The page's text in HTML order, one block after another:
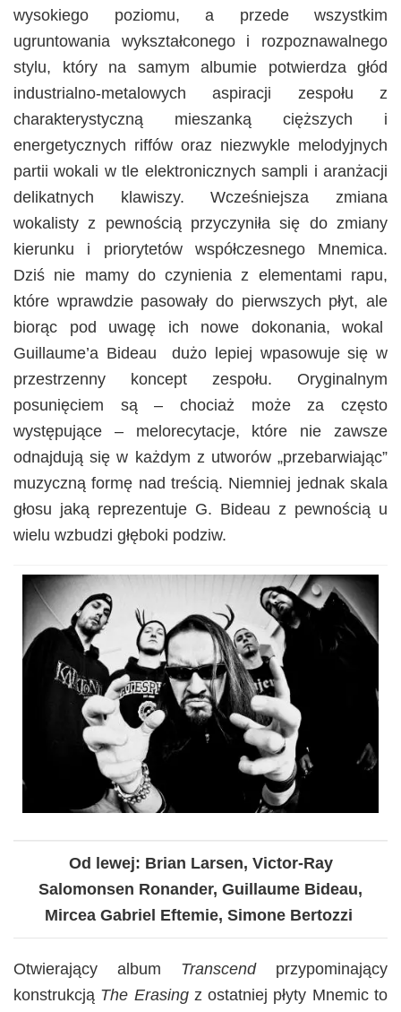
wysokiego poziomu, a przede wszystkim
ugruntowania wykształconego i rozpoznawalnego
stylu, który na samym albumie potwierdza głód
industrialno-metalowych aspiracji zespołu z
charakterystyczną mieszanką cięższych i
energetycznych riffów oraz niezwykle melodyjnych
partii wokali w tle elektronicznych sampli i aranżacji
delikatnych klawiszy. Wcześniejsza zmiana
wokalisty z pewnością przyczyniła się do zmiany
kierunku i priorytetów współczesnego Mnemica.
Dziś nie mamy do czynienia z elementami rapu,
które wprawdzie pasowały do pierwszych płyt, ale
biorąc pod uwagę ich nowe dokonania, wokal
Guillaume’a Bideau dużo lepiej wpasowuje się w
przestrzenny koncept zespołu. Oryginalnym
posunięciem są – chociaż może za często
występujące – melorecytacje, które nie zawsze
odnajdują się w każdym z utworów „przebarwiając”
muzyczną formę nad treścią. Niemniej jednak skala
głosu jaką reprezentuje G. Bideau z pewnością u
wielu wzbudzi głęboki podziw.
Od lewej: Brian Larsen, Victor-Ray
Salomonsen Ronander, Guillaume Bideau,
Mircea Gabriel Eftemie, Simone Bertozzi
Otwierający album Transcendprzypominający
konstrukcją The Erasingz ostatniej płyty Mnemic to